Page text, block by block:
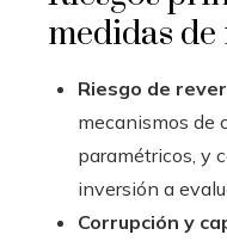
medidas
Riesgo de
mecanismos de
paramétricos, y
inversión a
Corrupción y